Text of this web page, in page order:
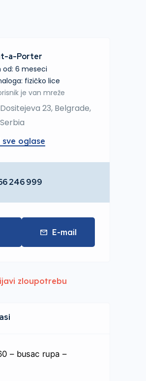
a-Porter
od: 6 meseci
fizičko lice
je van mreže
Dositejeva 23, Belgrade,
Serbia
sve oglase
246 999
E-mail
zloupotrebu